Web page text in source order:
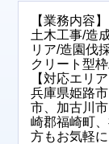
【業務内容】
土木工事/造
リア/造園伐
クリート型
【対応エリア
兵庫県姫路
市、加古川
崎郡福崎町
方もお気軽